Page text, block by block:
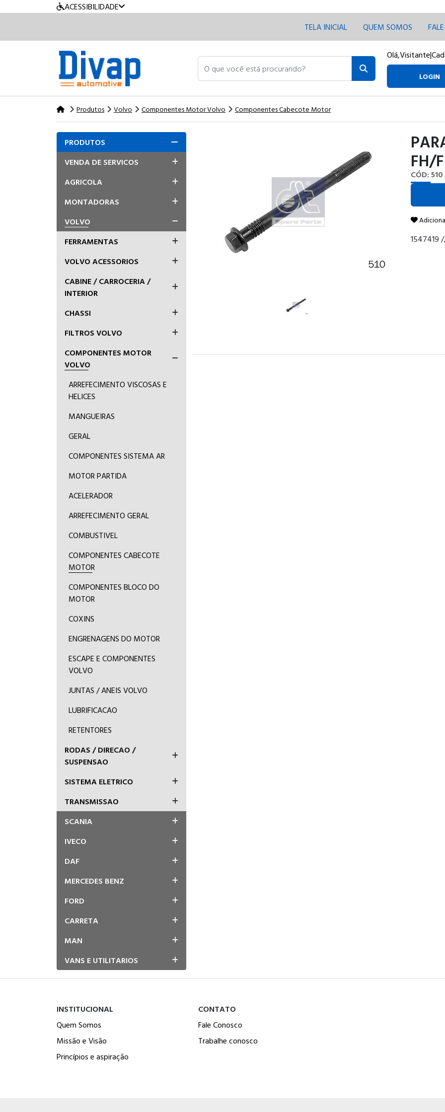
ACESSIBILIDADE
TELA INICIAL
QUEM SOMOS
O que você está procurando? Olá,Visitante|
LOGIN
Produtos Volvo Componentes Motor Volvo Componentes Cabecote Motor
PRODUTOS
VENDA DE SERVICOS
AGRICOLA
MONTADORAS
VOLVO
FERRAMENTAS
VOLVO ACESSORIOS
CABINE / CARROCERIA /
INTERIOR
CHASSI
FILTROS VOLVO
COMPONENTES MOTOR
VOLVO
ARREFECIMENTO VISCOSAS E
HELICES
MANGUEIRAS
GERAL
COMPONENTES SISTEMA AR
MOTOR PARTIDA
ACELERADOR
ARREFECIMENTO GERAL
COMBUSTIVEL
COMPONENTES CABECOTE
MOTOR
COMPONENTES BLOCO DO
MOTOR
COXINS
ENGRENAGENS DO MOTOR
ESCAPE E COMPONENTES
VOLVO
JUNTAS / ANEIS VOLVO
LUBRIFICACAO
RETENTORES
RODAS / DIRECAO /
SUSPENSAO
SISTEMA ELETRICO
TRANSMISSAO
SCANIA
IVECO
DAF
MERCEDES BENZ
FORD
CARRETA
MAN
VANS E UTILITARIOS
FH/
CÓD: 510
1547419
INSTITUCIONAL
Quem Somos
Missão e Visão
Princípios e aspiração
CONTATO
Fale Conosco
Trabalhe conosco